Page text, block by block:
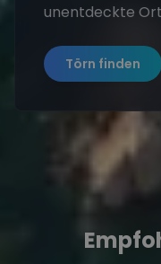
unentdeckte
Törn finden